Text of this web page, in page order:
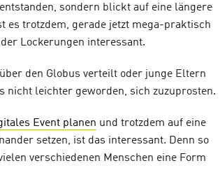
sondern blickt auf eine längere
es trotzdem, gerade jetzt mega-praktisch
Lockerungen interessant.
den Globus verteilt oder junge Eltern
nicht leichter geworden, sich zuzuprosten.
Event planen und trotzdem auf eine
setzen, ist das interessant. Denn so
verschiedenen Menschen eine Form